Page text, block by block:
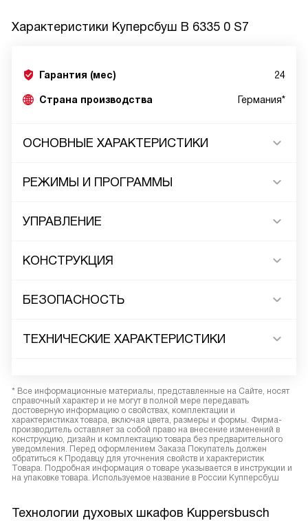
Характеристики Куперсбуш B 6335 0 S7
Гарантия (мес) 24
Страна производства Германия*
ОСНОВНЫЕ ХАРАКТЕРИСТИКИ
РЕЖИМЫ И ПРОГРАММЫ
УПРАВЛЕНИЕ
КОНСТРУКЦИЯ
БЕЗОПАСНОСТЬ
ТЕХНИЧЕСКИЕ ХАРАКТЕРИСТИКИ
* Все информационные материалы, представленные на Сайте, носят
справочный характер и не могут в полной мере передавать
достоверную информацию о свойствах, комплектации и
характеристиках товара, включая цвета, размеры и формы. Фирма-
производитель оставляет за собой право на внесение изменений в
конструкцию, дизайн и комплектацию товара без предварительного
уведомления. Перед оформлением Заказа Покупатель должен
обратиться к Продавцу для уточнения свойств и характеристик
Товара. Подробная информация о товаре указывается в инструкции и
на упаковке товара. Используемое название в России Купперсбуш
Технологии духовых шкафов Kuppersbusch